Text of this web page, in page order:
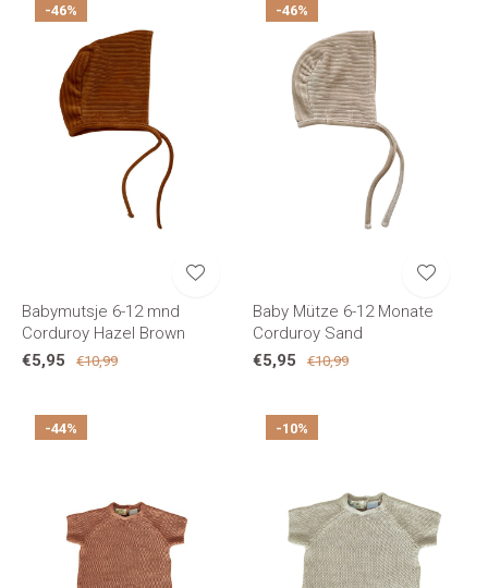
-46%
Babymutsje 6-12 mnd
Corduroy Hazel Brown
€5,95
€10,99
-46%
Baby Mütze 6-12 Monate
Corduroy Sand
€5,95
€10,99
-44% -10%